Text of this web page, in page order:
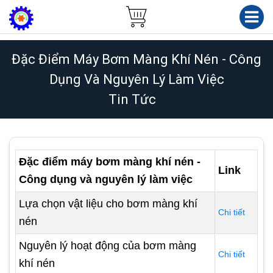
Đặc Điểm Máy Bơm Màng Khí Nén - Công
Dụng Và Nguyên Lý Làm Việc
Tin Tức
Đặc điểm máy bơm màng khí nén -
Công dụng và nguyên lý làm việc
Link
Lựa chọn vật liệu cho bơm màng khí
nén
Chi tiết
Nguyên lý hoạt động của bơm màng
khí nén
Chi tiết